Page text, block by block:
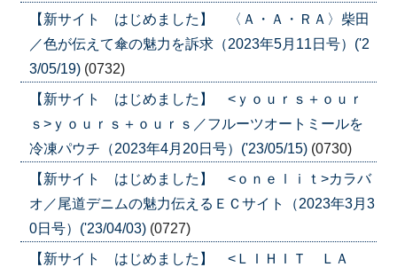
【新サイト はじめました】 〈Ａ・Ａ・ＲＡ〉柴田
／色が伝えて傘の魅力を訴求（2023年5月11日号）('2
3/05/19) (0732)
【新サイト はじめました】 <ｙｏｕｒｓ＋ｏｕｒ
ｓ>ｙｏｕｒｓ＋ｏｕｒｓ／フルーツオートミールを
冷凍パウチ（2023年4月20日号）('23/05/15) (0730)
【新サイト はじめました】 <ｏｎｅｌｉｔ>カラバ
オ／尾道デニムの魅力伝えるＥＣサイト（2023年3月3
0日号）('23/04/03) (0727)
【新サイト はじめました】 <ＬＩＨＩＴ ＬＡ